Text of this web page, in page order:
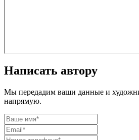
Написать автору
Мы передадим ваши данные и
напрямую.